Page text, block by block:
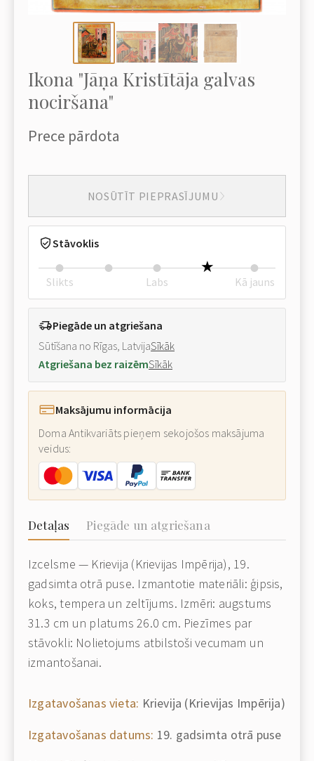
Ikona "Jāņa Kristītāja galvas
nociršana"
Prece pārdota
NOSŪTĪT PIEPRASĪJUMU
Stāvoklis
Slikts Labs Kā jauns
Piegāde un atgriešana
Sūtīšana no Rīgas, LatvijaSīkāk
Atgriešana bez raizēmSīkāk
Maksājumu informācija
Doma Antikvariāts pieņem sekojošos maksājuma
veidus:
Detaļas Piegāde un atgriešana
Izcelsme — Krievija (Krievijas Impērija), 19.
gadsimta otrā puse. Izmantotie materiāli: ģipsis,
koks, tempera un zeltījums. Izmēri: augstums
31.3 cm un platums 26.0 cm. Piezīmes par
stāvokli: Nolietojums atbilstoši vecumam un
izmantošanai.
Izgatavošanas vieta: Krievija (Krievijas Impērija)
Izgatavošanas datums: 19. gadsimta otrā puse